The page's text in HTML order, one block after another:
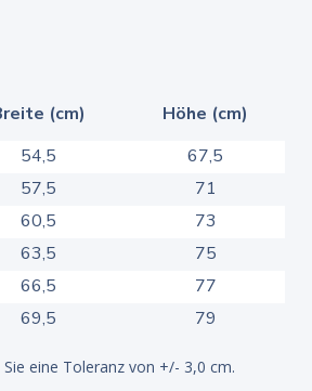
(cm)
Höhe (cm)
54,5
67,5
57,5
71
60,5
73
63,5
75
66,5
77
69,5 79
eine Toleranz von +/- 3,0 cm.